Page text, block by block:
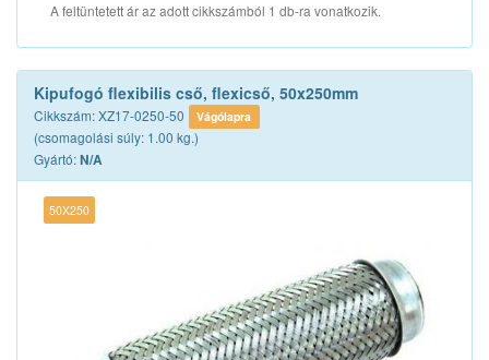
A feltüntetett ár az adott cikkszámból 1 db-ra vonatkozik.
Kipufogó flexibilis cső, flexicső, 50x250mm
Cikkszám: XZ17-0250-50 Vágólapra
(csomagolási súly: 1.00 kg.)
Gyártó:N/A
50X250